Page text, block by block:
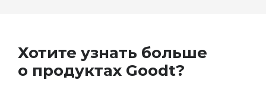
Хотите узнать больше
о продуктах Goodt?